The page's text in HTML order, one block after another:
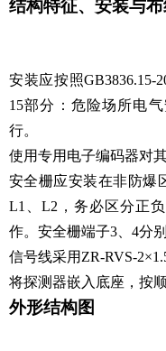
结构特征、安装与
安装应按照GB3836.15-
15部分：危险场所电
行。
使用专用电子编码器对
安全栅应安装在非防爆
L1、L2，务必区分正
作。安全栅端子3、4分
信号线采用ZR-RVS-
将探测器嵌入底座，按
外形结构图